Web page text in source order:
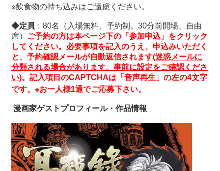
※飲食物の持ち込みはご遠慮ください。
◆定員 ：80名（入場無料、予約制。30分前開場、自由
席） ご予約の方は本ページ下の「参加申込」をクリック
してください。必要事項を記入のうえ、申込みいただく
と、予約確認メールが自動返信されます(迷惑メールに
分類される場合があります。事前に設定をご確認くださ
い)。記入項目のCAPTCHAは「音声再生」の左の4文字
です。※お一人様1通でご応募下さい。
漫画家ゲストプロフィール・作品情報